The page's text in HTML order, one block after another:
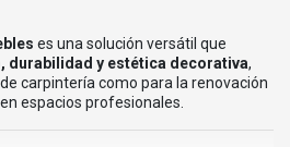
es una solución versátil que
durabilidad y estética decorativa,
carpintería como para la renovación
espacios profesionales.